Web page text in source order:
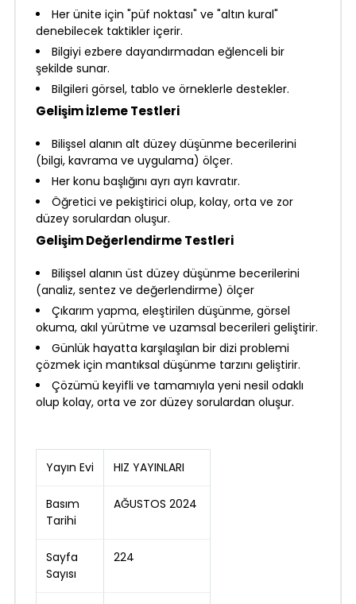
Her ünite için "püf noktası" ve "altın kural"
denebilecek taktikler içerir.
Bilgiyi ezbere dayandırmadan eğlenceli bir
şekilde sunar.
Bilgileri görsel, tablo ve örneklerle destekler.
Gelişim İzleme Testleri
Bilişsel alanın alt düzey düşünme becerilerini
(bilgi, kavrama ve uygulama) ölçer.
Her konu başlığını ayrı ayrı kavratır.
Öğretici ve pekiştirici olup, kolay, orta ve zor
düzey sorulardan oluşur.
Gelişim Değerlendirme Testleri
Bilişsel alanın üst düzey düşünme becerilerini
(analiz, sentez ve değerlendirme) ölçer
Çıkarım yapma, eleştirilen düşünme, görsel
okuma, akıl yürütme ve uzamsal becerileri geliştirir.
Günlük hayatta karşılaşılan bir dizi problemi
çözmek için mantıksal düşünme tarzını geliştirir.
Çözümü keyifli ve tamamıyla yeni nesil odaklı
olup kolay, orta ve zor düzey sorulardan oluşur.
Yayın Evi HIZ YAYINLARI
Basım
Tarihi
AĞUSTOS 2024
Sayfa
Sayısı
224